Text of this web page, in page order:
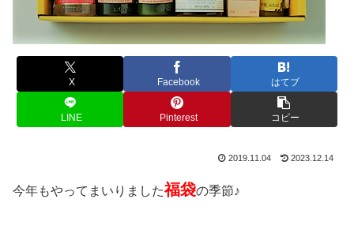
X Facebook はてブ
LINE Pinterest コピー
2019.11.04 2023.12.14
今年もやってまいりました福袋の季節♪